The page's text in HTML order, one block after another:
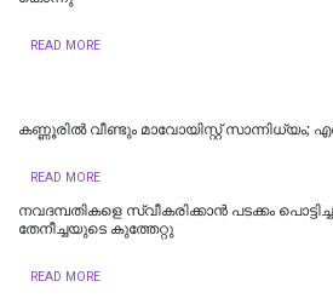
READ MORE
കണ്ണൂരിൽ വീണ്ടും മാവോയിസ്റ്റ്
READ MORE
നവദമ്പതികളെ സ്വീകരിക്കാന്‍ പടക്കം
തേനീച്ചയുടെ കുത്തേറ്റു
READ MORE